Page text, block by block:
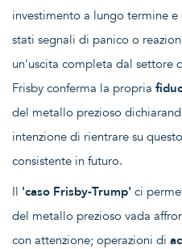
investimento a lungo termine
stati segnali di panico o
un'uscita completa dal settore
Frisby conferma la propria
del metallo prezioso
intenzione di rientrare su
consistente in futuro.
Il 'caso Frisby-Trump' ci
del metallo prezioso vada
con attenzione; operazioni di